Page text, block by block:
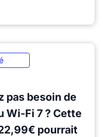
pas besoin de
Wi-Fi 7 ? Cette
pourrait